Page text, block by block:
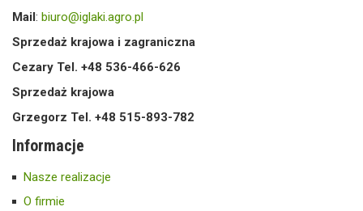
Mail: biuro@iglaki.agro.pl
Sprzedaż krajowa i zagraniczna
Cezary Tel. +48 536-466-626
Sprzedaż krajowa
Grzegorz Tel. +48 515-893-782
Informacje
Nasze realizacje
O firmie